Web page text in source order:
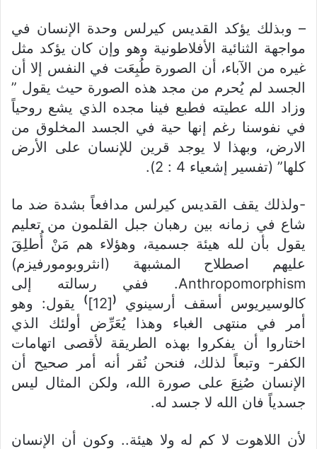
– وبذلك يؤكد القديس كيرلس وحدة الإنسان في
مواجهة الثنائية الأفلاطونية وهو وإن كان يؤكد مثل
غيره من الآباء، أن الصورة طُبِعَت في النفس إلا أن
الجسد لم يُحرم من مجد هذه الصورة حيث يقول ”
وزاد الله عطيته فطبع فينا مجده الذي يشع روحياً
في نفوسنا رغم إنها حية في الجسد المخلوق من
الارض، وبهذا لا يوجد قرين للإنسان على الأرض
كلها” (تفسير إشعياء 4 : 2).
-ولذلك يقف القديس كيرلس مدافعاً بشدة ضد ما
شاع في زمانه بين رهبان جبل القلمون من تعليم
يقول بأن لله هيئة جسمية، وهؤلاء هم مَنْ أُطلِقَ
عليهم اصطلاح المشبهة (انثروبومورفيزم)
Anthropomorphism. ففي رسالته إلى
كالوسيريوس أسقف أرسينوي
(
[12]
)
يقول: وهو
أمر في منتهى الغباء وهذا يُعَرِّض أولئك الذي
اختاروا أن يفكروا بهذه الطريقة لأقصى اتهامات
الكفر- وتبعاً لذلك، فنحن نُقر أنه أمر صحيح أن
الإنسان صُنِعَ على صورة الله، ولكن المثال ليس
جسدياً فان الله لا جسد له.
لأن اللاهوت لا كم له ولا هيئة.. وكون أن الإنسان